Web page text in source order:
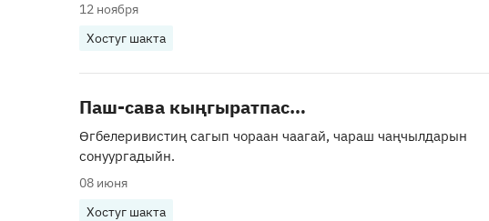
12 ноября
Хостуг шакта
Паш-сава кыңгыратпас…
Өгбелеривистиң сагып чораан чаагай, чараш чаңчылдарын
сонуургадыйн.
08 июня
Хостуг шакта